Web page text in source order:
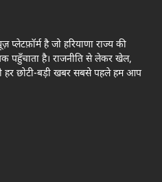
प्लेटफ़ॉर्म है जो हरियाणा राज्य की
पहुँचाता है। राजनीति से लेकर खेल,
हर छोटी-बड़ी खबर सबसे पहले हम आप